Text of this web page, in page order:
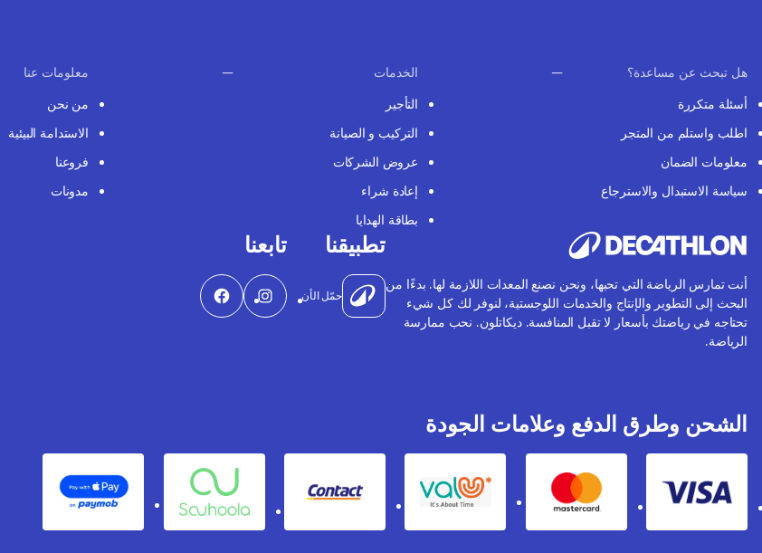
هل تبحث عن مساعدة؟
أسئلة متكررة
اطلب واستلم من المتجر
معلومات الضمان
سياسة الاستبدال والاسترجاع
الخدمات
التأجير
التركيب و الصيانة
عروض الشركات
إعادة شراء
بطاقة الهدايا
معلومات عنا
من نحن
الاستدامة البيئية
فروعنا
مدونات
أنت تمارس الرياضة التي تحبها، ونحن نصنع المعدات اللازمة لها. بدءًا من
البحث إلى التطوير والإنتاج والخدمات اللوجستية، لنوفر لك كل شيء
تحتاجه في رياضتك بأسعار لا تقبل المنافسة. ديكاتلون. نحب ممارسة
الرياضة.
تطبيقنا
حمّل الأن
تابعنا
الشحن وطرق الدفع وعلامات الجودة
Visa
Mastercard
Valu
Contact
Souhoola
Apple Pay